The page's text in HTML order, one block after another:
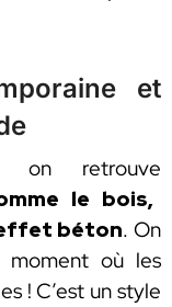
et
on retrouve
le bois,
béton. On
où les
! C’est un style